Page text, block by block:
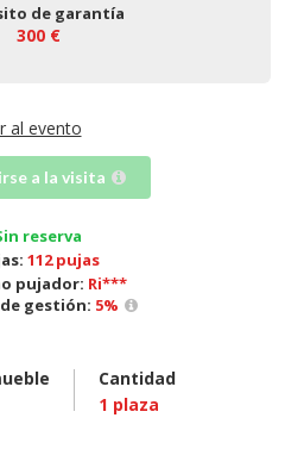
de garantía
300 €
al evento
a la visita
reserva
112 pujas
pujador: Ri***
gestión: 5%
Cantidad
1 plaza